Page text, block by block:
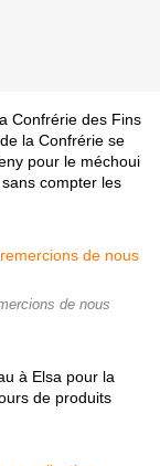
Confrérie des Fins
la Confrérie se
pour le méchoui
compter les
de nous
à Elsa pour la
de produits